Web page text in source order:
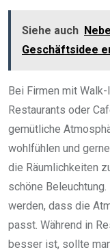
Siehe auch
Geschäftsidee
Bei Firmen mit
Restaurants oder
gemütliche
wohlfühlen und
die Räumlichkeiten
schöne
werden, dass die
passt. Während in
besser ist, sollte